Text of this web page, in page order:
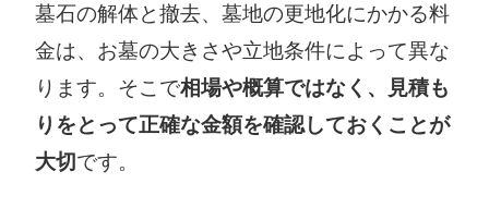
墓石の解体と撤去、墓地の更地化にかかる料
金は、お墓の大きさや立地条件によって異な
ります。そこで相場や概算ではなく、見積も
りをとって正確な金額を確認しておくことが
大切です。